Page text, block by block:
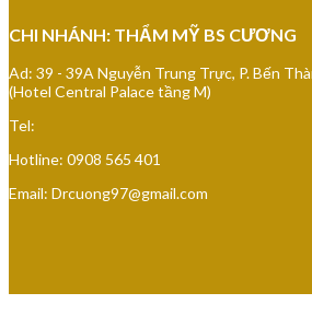
CHI NHÁNH: THẨM MỸ BS CƯƠNG
Ad: 39 - 39A Nguyễn Trung Trực, P. Bến
(Hotel Central Palace tầng M)
Tel:
Hotline: 0908 565 401
Email: Drcuong97@gmail.com